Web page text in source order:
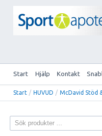
Start Hjälp Kontakt
Start / HUVUD / McDavid Stöd